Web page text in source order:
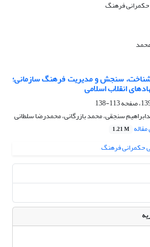
سنجش و مدیریت فرهنگ سازمانی؛
انقلاب اسلامی
113-138
سنجقی، محمد بازرگانی، محمدرضا سلطانی
1.21 M